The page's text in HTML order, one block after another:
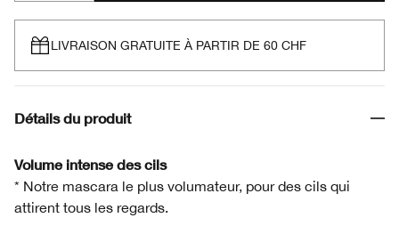
LIVRAISON GRATUITE À PARTIR DE 60 CHF
Détails du produit
Volume intense des cils
* Notre mascara le plus volumateur, pour des cils qui
attirent tous les regards.